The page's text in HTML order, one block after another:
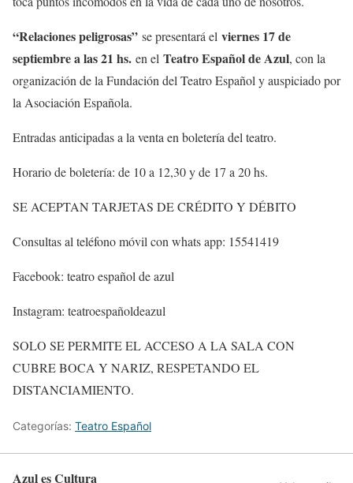
“Relaciones peligrosas” se presentará el viernes 17 de
septiembre a las 21 hs. en el Teatro Español de Azul, con la
organización de la Fundación del Teatro Español y auspiciado por
la Asociación Española.
Entradas anticipadas a la venta en boletería del teatro.
Horario de boletería: de 10 a 12,30 y de 17 a 20 hs.
SE ACEPTAN TARJETAS DE CRÉDITO Y DÉBITO
Consultas al teléfono móvil con whats app: 15541419
Facebook: teatro español de azul
Instagram: teatroespañoldeazul
SOLO SE PERMITE EL ACCESO A LA SALA CON
CUBRE BOCA Y NARIZ, RESPETANDO EL
DISTANCIAMIENTO.
Categorías: Teatro Español
Azul es Cultura